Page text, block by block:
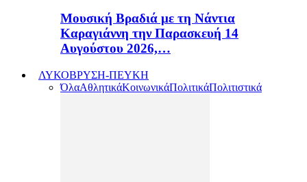
Μουσική Βραδιά με τη Νάντια
Καραγιάννη την Παρασκευή 14
Αυγούστου 2026,…
ΛΥΚΟΒΡΥΣΗ-ΠΕΥΚΗ
ΌλαΑθλητικάΚοινωνικάΠολιτικάΠολιτιστικά